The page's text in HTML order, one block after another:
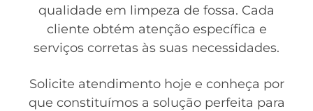
qualidade em limpeza de fossa. Cada
cliente obtém atenção específica e
serviços corretas às suas necessidades.
Solicite atendimento hoje e conheça por
que constituímos a solução perfeita para